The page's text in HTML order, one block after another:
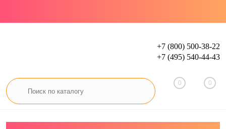
Регистрация
+7 (800) 500-38-22
+7 (495) 540-44-43
0 0